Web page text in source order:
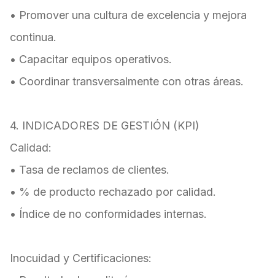
• Promover una cultura de excelencia y mejora
continua.
• Capacitar equipos operativos.
• Coordinar transversalmente con otras áreas.
4. INDICADORES DE GESTIÓN (KPI)
Calidad:
• Tasa de reclamos de clientes.
• % de producto rechazado por calidad.
• Índice de no conformidades internas.
Inocuidad y Certificaciones: